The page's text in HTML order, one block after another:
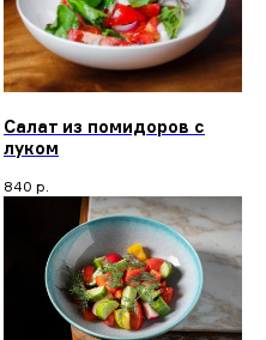
Салат из помидоров с
луком
840 р.